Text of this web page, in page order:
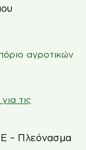
αγροτικών
– Πλεόνασμα